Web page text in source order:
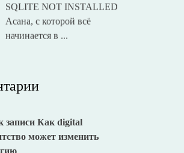
SQLITE NOT INSTALLED
Асана, с которой всё
начинается в ...
записи Как digital
может изменить